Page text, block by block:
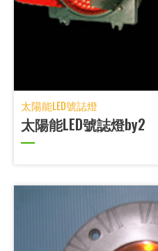
太陽能LED號誌燈
太陽能LED號誌燈by2